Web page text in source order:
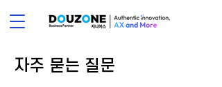
​자주 묻는 질문